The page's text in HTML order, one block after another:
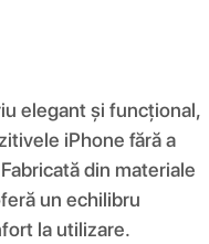
elegant și funcțional,
iPhone fără a
din materiale
un echilibru
la utilizare.